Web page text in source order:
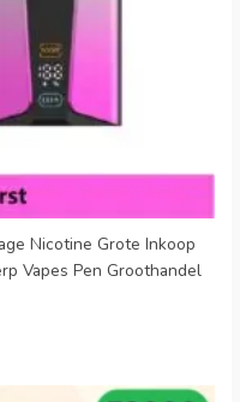
Nicotine Grote Inkoop
Vapes Pen Groothandel